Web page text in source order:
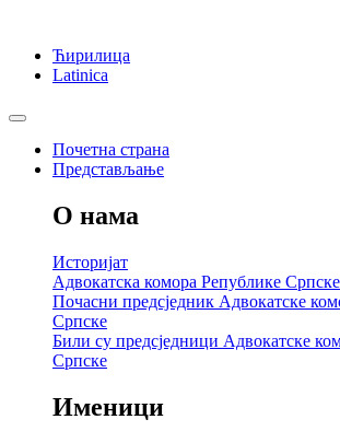
Ћирилица
Latinica
Почетна страна
Представљање
О нама
Историјат
Адвокатска комора Републике
Почасни предсједник Адвокатске
Српске
Били су предсједници Адвокатске
Српске
Именици